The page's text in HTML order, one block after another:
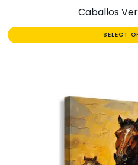
Caballos
SELECT